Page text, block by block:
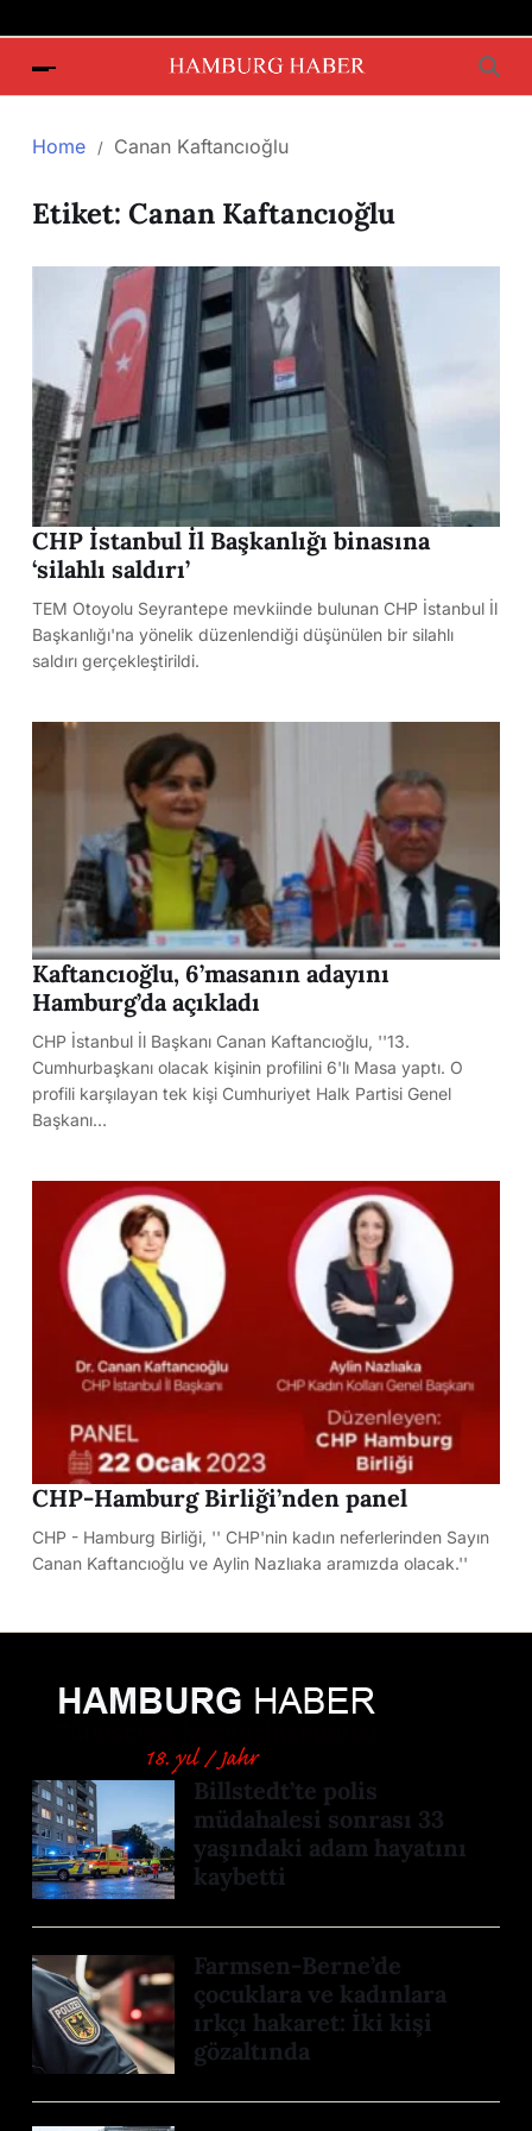
Home Canan Kaftancıoğlu
Etiket: Canan Kaftancıoğlu
CHP İstanbul İl Başkanlığı binasına
‘silahlı saldırı’
TEM Otoyolu Seyrantepe mevkiinde bulunan CHP İstanbul İl
Başkanlığı'na yönelik düzenlendiği düşünülen bir silahlı
saldırı gerçekleştirildi.
Kaftancıoğlu, 6’masanın adayını
Hamburg’da açıkladı
CHP İstanbul İl Başkanı Canan Kaftancıoğlu, ''13.
Cumhurbaşkanı olacak kişinin profilini 6'lı Masa yaptı. O
profili karşılayan tek kişi Cumhuriyet Halk Partisi Genel
Başkanı…
CHP-Hamburg Birliği’nden panel
CHP - Hamburg Birliği, '' CHP'nin kadın neferlerinden Sayın
Canan Kaftancıoğlu ve Aylin Nazlıaka aramızda olacak.''
Billstedt’te polis
müdahalesi sonrası 33
yaşındaki adam hayatını
kaybetti
Farmsen-Berne’de
çocuklara ve kadınlara
ırkçı hakaret: İki kişi
gözaltında